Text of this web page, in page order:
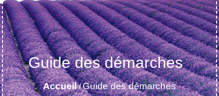
Guide des démarches
Accueil/Guide des démarches